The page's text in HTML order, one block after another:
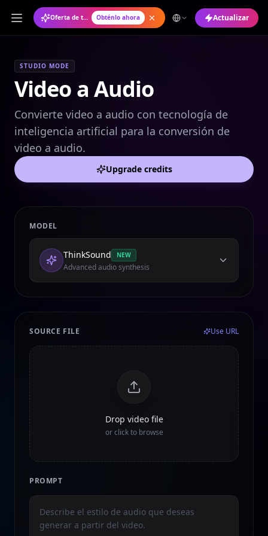
Oferta de temporada: Plan anual con un 50% de descuento Obténlo ahora Actualizar
STUDIO MODE
Video a Audio
Convierte video a audio con tecnología de
inteligencia artificial para la conversión de
video a audio.
Upgrade credits
MODEL
ThinkSound NEW
Advanced audio synthesis
SOURCE FILE Use URL
Drop video file
or click to browse
PROMPT